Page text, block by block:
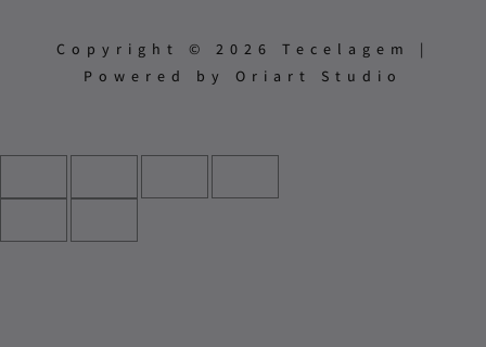
Copyright © 2026 Tecelagem |
Powered by Oriart Studio